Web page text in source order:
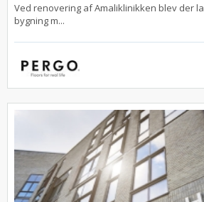
Ved renovering af Amaliklinikken blev der
bygning m...